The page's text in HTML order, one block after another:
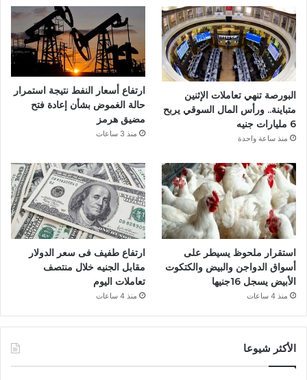
و
البورصة تنهي تعاملات الإثنين
متباينة.. ورأس المال السوقي يربح
6 مليارات جنيه
منذ ساعة واحدة
ارتفاع أسعار النفط نتيجة استمرار
حالة الغموض بشأن إعادة فتح
مضيق هرمز
منذ 3 ساعات
استقرار ملحوظ يسيطر على
أسواق الدواجن والبيض والكتكوت
الأبيض يسجل 16جنيها
منذ 4 ساعات
ارتفاع طفيف فى سعر الدولار
مقابل الجنيه خلال منتصف
تعاملات اليوم
منذ 4 ساعات
الأكثر شيوعا